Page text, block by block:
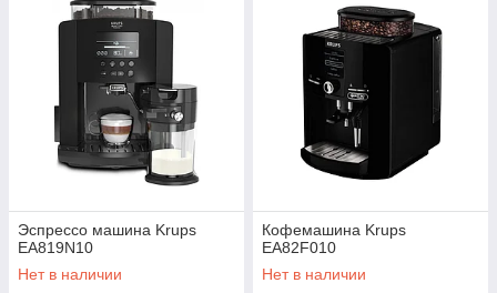
Эспрессо машина Krups
EA819N10
Нет в наличии
Кофемашина Krups
EA82F010
Нет в наличии